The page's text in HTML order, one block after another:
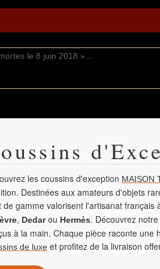
les coussins d'exception MAISON
Destinées aux amateurs d'objets
de gamme valorisent l'artisanat français
, Dedarou Hermès. Découvrez
à la main. Chaque pièce raconte une
de luxe et profitez de la livraison